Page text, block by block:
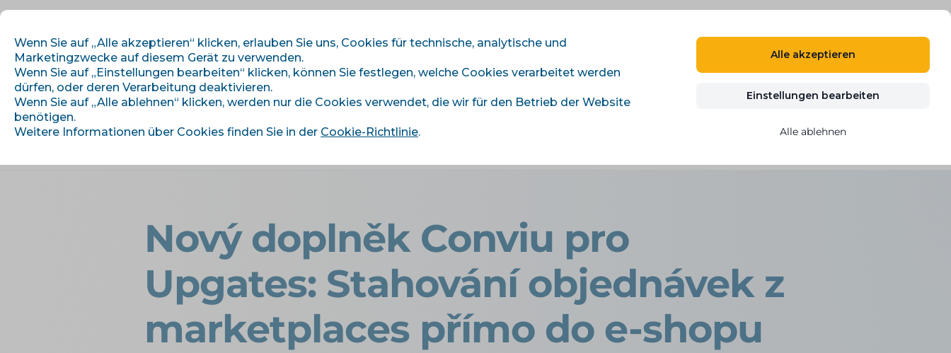
KOSTENLOS TESTEN
Wir beginnen
Nový doplněk Conviu pro
Upgates: Stahování objednávek z
marketplaces přímo do e-shopu
Wenn Sie auf „Alle akzeptieren“ klicken, erlauben Sie uns, Cookies für technische, analytische und
Marketingzwecke auf diesem Gerät zu verwenden.
Wenn Sie auf „Einstellungen bearbeiten“ klicken, können Sie festlegen, welche Cookies verarbeitet werden
dürfen, oder deren Verarbeitung deaktivieren.
Wenn Sie auf „Alle ablehnen“ klicken, werden nur die Cookies verwendet, die wir für den Betrieb der Website
benötigen.
Weitere Informationen über Cookies finden Sie in der Cookie-Richtlinie.
Alle akzeptieren
Einstellungen bearbeiten
Alle ablehnen